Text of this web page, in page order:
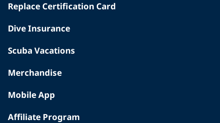
Replace Certification Card
Dive Insurance
Scuba Vacations
Merchandise
Mobile App
Affiliate Program